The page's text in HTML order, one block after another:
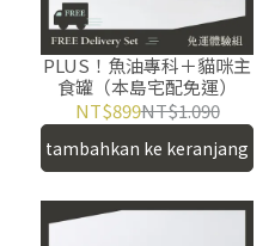
PLUS！魚油專科＋貓咪主
食罐（本島宅配免運）
NT$899NT$1.090
tambahkan ke keranjang